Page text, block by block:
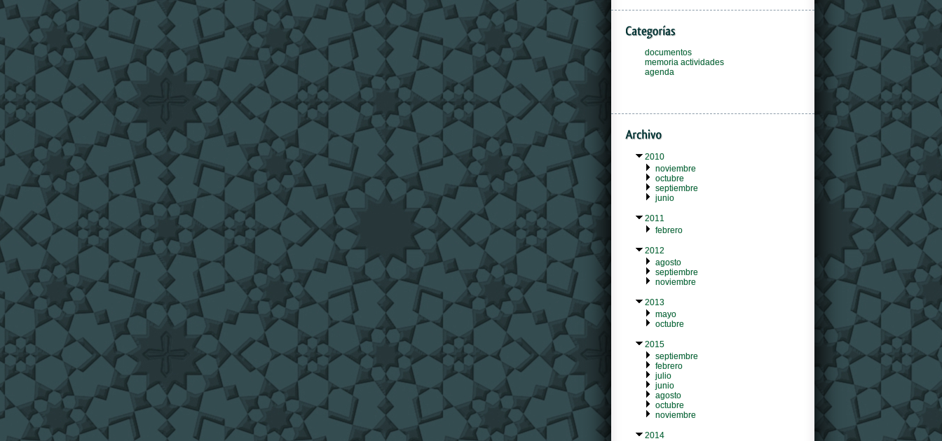
documentos
memoria actividades
agenda
2010
noviembre
octubre
septiembre
junio
2011
febrero
2012
agosto
septiembre
noviembre
2013
mayo
octubre
2015
septiembre
febrero
julio
junio
agosto
octubre
noviembre
2014